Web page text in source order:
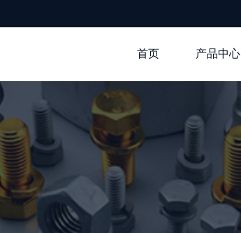
首页 产品中心